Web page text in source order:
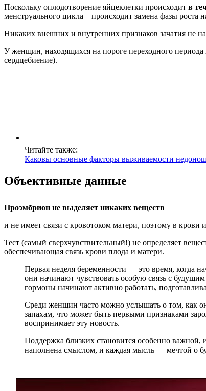
Поскольку оплодотворение яйцеклетки происходит в
менструального цикла – происходит замена фазы роста
Никаких внешних и внутренних признаков зачатия не
У женщин, находящихся на пороге переходного периода
сердцебиение).
Читайте также:
Каковы основные факторы выживаемости
Объективные данные
Проэмбрион не выделяет никаких веществ
и не имеет связи с кровотоком матери, поэтому в
Тест (самый сверхчувствительный!) не определяет
обеспечивающая связь крови плода и матери.
Первая неделя беременности — это время, когда
они начинают чувствовать особую связь с
гормоны начинают активно работать,
Среди женщин часто можно услышать о том, как
запахам, что может быть первыми признаками
воспринимает эту новость.
Поддержка близких становится особенно
наполнена смыслом, и каждая мысль — мечтой о